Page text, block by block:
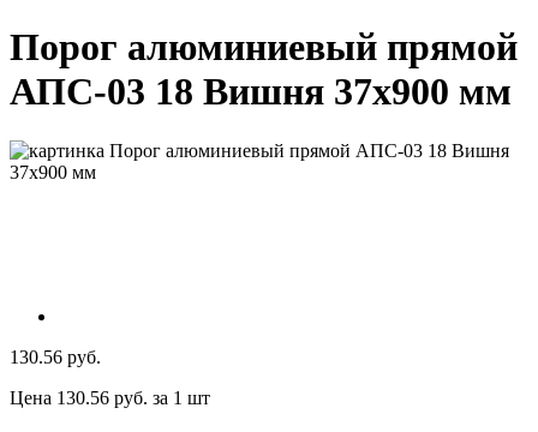
Порог алюминиевый прямой
АПС-03 18 Вишня 37x900 мм
130.56 руб.
Цена 130.56 руб. за 1 шт